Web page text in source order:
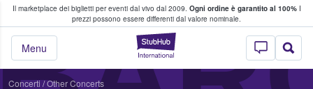
Il marketplace dei biglietti per eventi dal vivo dal 2009. Ogni ordine è garantito al 100%I
prezzi possono essere differenti dal valore nominale.
StubHub - Dove
Menu
fan comprano e vendono biglietti
Concerti/Other Concerts